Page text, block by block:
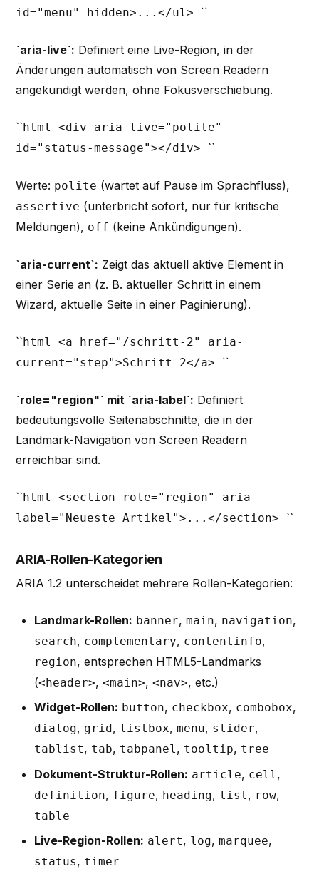
id="menu" hidden>...</ul> ``
`aria-live`: Definiert eine Live-Region, in der
Änderungen automatisch von Screen Readern
angekündigt werden, ohne Fokusverschiebung.
`` html <div aria-live="polite"
id="status-message"></div> ``
Werte: polite (wartet auf Pause im Sprachfluss),
assertive (unterbricht sofort, nur für kritische
Meldungen), off (keine Ankündigungen).
`aria-current`: Zeigt das aktuell aktive Element in
einer Serie an (z. B. aktueller Schritt in einem
Wizard, aktuelle Seite in einer Paginierung).
`` html <a href="/schritt-2" aria-
current="step">Schritt 2</a> ``
`role="region"` mit `aria-label`: Definiert
bedeutungsvolle Seitenabschnitte, die in der
Landmark-Navigation von Screen Readern
erreichbar sind.
`` html <section role="region" aria-
label="Neueste Artikel">...</section> ``
ARIA-Rollen-Kategorien
ARIA 1.2 unterscheidet mehrere Rollen-Kategorien:
Landmark-Rollen: banner, main, navigation,
search, complementary, contentinfo,
region, entsprechen HTML5-Landmarks
(<header>, <main>, <nav>, etc.)
Widget-Rollen: button, checkbox, combobox,
dialog, grid , listbox, menu, slider,
tablist, tab, tabpanel, tooltip, tree
Dokument-Struktur-Rollen: article, cell ,
definition, figure, heading, list, row,
table
Live-Region-Rollen: alert, log, marquee,
status, timer